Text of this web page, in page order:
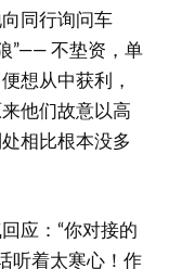
同行询问车
”—— 不垫资，单
想从中获利，
他们故意以高
相比根本没多
应：“你对接的
听着太寒心！作